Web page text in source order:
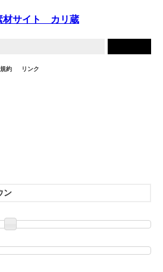
規約 リンク
ン